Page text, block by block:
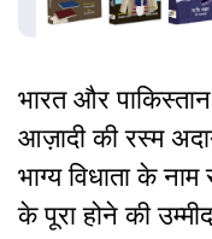
भारत और
आज़ादी की रस्म
भाग्य विधाता के
के पूरा होने की